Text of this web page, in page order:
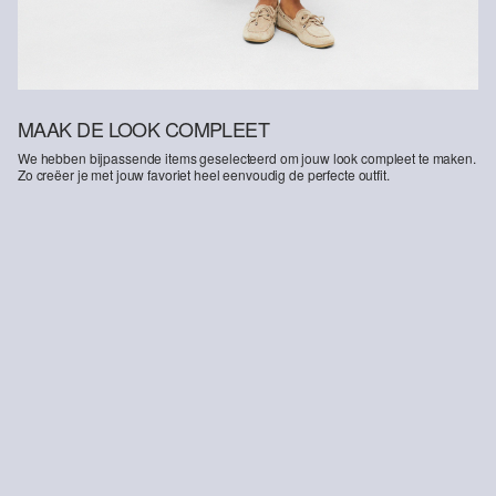
MAAK DE LOOK COMPLEET
We hebben bijpassende items geselecteerd om jouw look compleet te maken.
Zo creëer je met jouw favoriet heel eenvoudig de perfecte outfit.